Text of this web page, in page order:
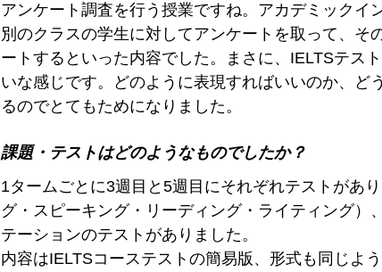
アンケート調査を行う授業ですね。アカデミックイ
別のクラスの学生に対してアンケートを取って、そ
ートするといった内容でした。まさに、IELTSテス
いな感じです。どのように表現すればいいのか、ど
るのでとてもためになりました。
課題・テストはどのようなものでしたか？
1タームごとに3週目と5週目にそれぞれテストがあ
グ・スピーキング・リーディング・ライティング）
テーションのテストがありました。
内容はIELTSコーステストの簡易版、形式も同じよ